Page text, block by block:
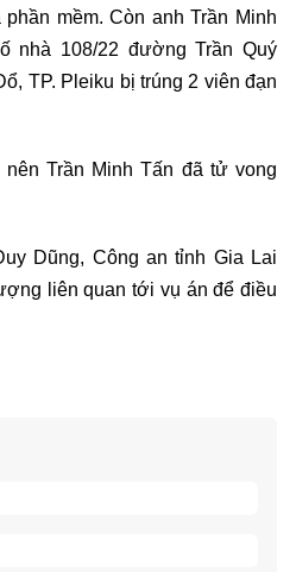
mềm. Còn anh Trần Minh
nhà 108/22 đường Trần Quý
TP. Pleiku bị trúng 2 viên đạn
Trần Minh Tấn đã tử vong
Dũng, Công an tỉnh Gia Lai
liên quan tới vụ án để điều